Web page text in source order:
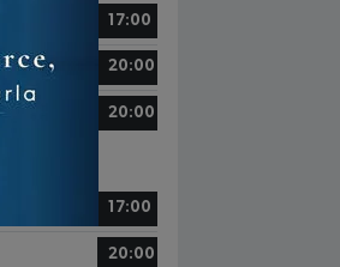
17:00
20:00
20:00
17:00
20:00